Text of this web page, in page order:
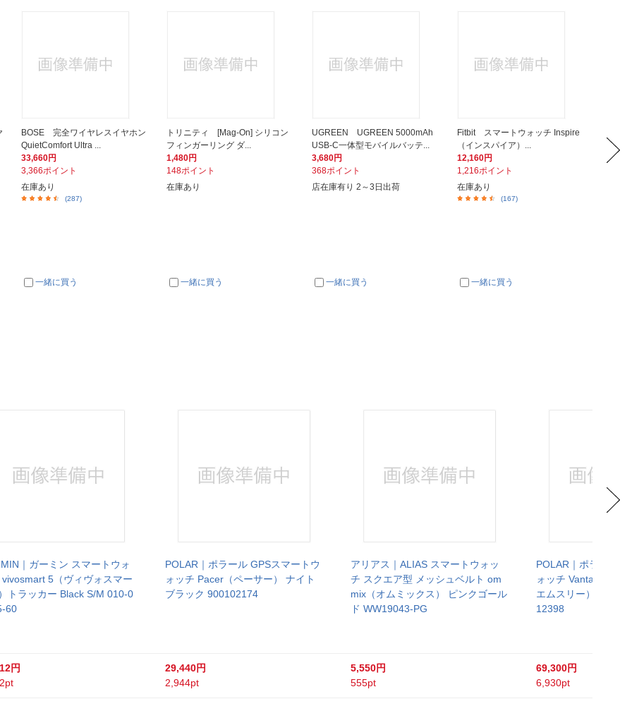
BOSE 完全ワイヤレスイヤホン
QuietComfort Ultra ...
33,660円
3,366ポイント
在庫あり
(287)
一緒に買う
トリニティ [Mag-On] シリコン
フィンガーリング ダ...
1,480円
148ポイント
在庫あり
一緒に買う
UGREEN UGREEN 5000mAh
USB-C一体型モバイルバッテ...
3,680円
368ポイント
店在庫有り 2～3日出荷
一緒に買う
Fitbit スマートウォッチ Inspire
（インスパイア）...
12,160円
1,216ポイント
在庫あり
(167)
一緒に買う
ース
3,480円
｜ガーミン スマートウォ
5（ヴィヴォスマー
トラッカー Black S/M 010-0
60
円
POLAR｜ポラール GPSスマートウ
ォッチ Pacer（ペーサー） ナイト
ブラック 900102174
29,440円
2,944pt
アリアス｜ALIAS スマートウォッ
チ スクエア型 メッシュベルト om
mix（オムミックス） ピンクゴール
ド WW19043-PG
5,550円
555pt
POLAR｜ポラール
ォッチ Vantage M3
エムスリー） ナイト
12398
69,300円
6,930pt